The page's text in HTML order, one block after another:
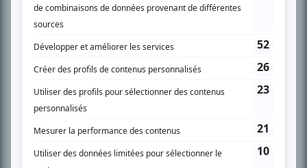
Liste des oeuvres
Recherche avancée
À propos
Nous contacter
Termes et conditions
Politique de confidentialité
Gestion du consentement